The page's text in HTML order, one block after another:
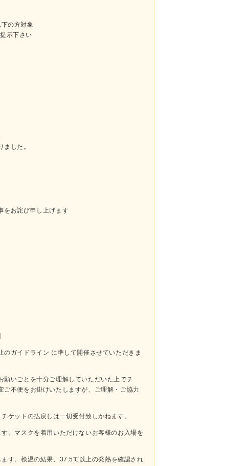
の方対象
示下さい
した。
をお詫び申し上げます
ガイドライン に準して開催させていただきま
いごとを十分ご理解していただいた上でチ
不便をお掛けいたしますが、ご理解・ご協⼒
ケットの払戻しは一切受付致しかねます。
。マスクを着用いただけないお客様のお入場を
す。検温の結果、37.5℃以上の発熱を確認され